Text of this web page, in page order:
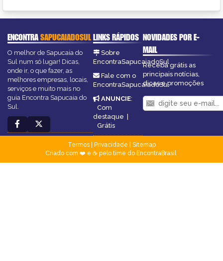
ENCONTRASAPUCAIADOSUL
O melhor de Sapucaia do
Sul num só lugar! Dicas,
onde ir, o que fazer, as
melhores empresas, locais,
serviços e muito mais no
guia Encontra Sapucaia do
Sul.
LINKS RÁPIDOS
Sobre
EncontraSapucaiadoSul
Fale com o
EncontraSapucaiadoSul
ANUNCIE:
Com
destaque |
Grátis
NOVIDADES POR E-
MAIL
Receba grátis as
principais notícias,
dicas e promoções
Termos| Privacidade
Sitemap
Criado com ❤️ e ☕ pelo time do EncontraBrasil